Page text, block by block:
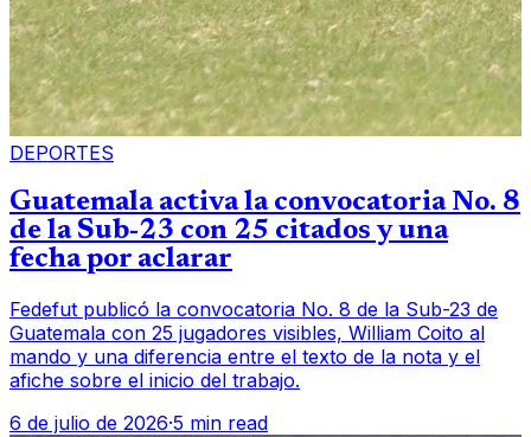
DEPORTES
Guatemala activa la convocatoria No. 8
de la Sub-23 con 25 citados y una
fecha por aclarar
Fedefut publicó la convocatoria No. 8 de la Sub-23 de
Guatemala con 25 jugadores visibles, William Coito al
mando y una diferencia entre el texto de la nota y el
afiche sobre el inicio del trabajo.
6 de julio de 2026·5 min read